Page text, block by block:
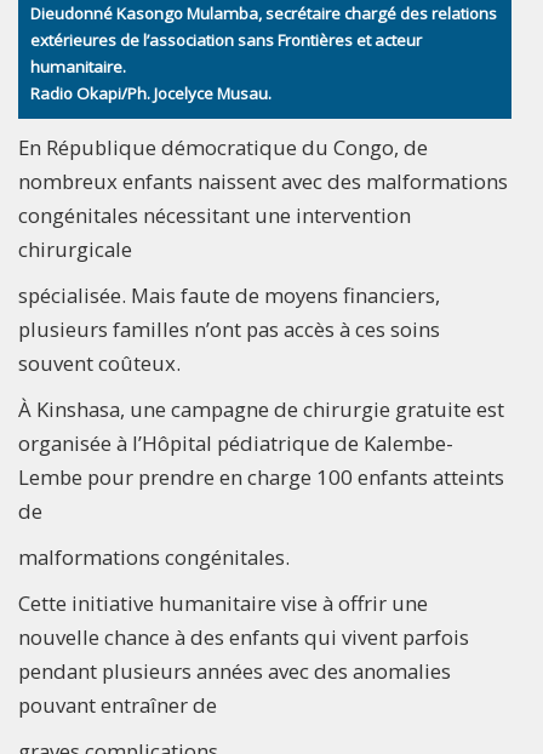
Dieudonné Kasongo Mulamba, secrétaire chargé des relations
extérieures de l’association sans Frontières et acteur
humanitaire.
Radio Okapi/Ph. Jocelyce Musau.
En République démocratique du Congo, de
nombreux enfants naissent avec des malformations
congénitales nécessitant une intervention
chirurgicale
spécialisée. Mais faute de moyens financiers,
plusieurs familles n’ont pas accès à ces soins
souvent coûteux.
À Kinshasa, une campagne de chirurgie gratuite est
organisée à l’Hôpital pédiatrique de Kalembe-
Lembe pour prendre en charge 100 enfants atteints
de
malformations congénitales.
Cette initiative humanitaire vise à offrir une
nouvelle chance à des enfants qui vivent parfois
pendant plusieurs années avec des anomalies
pouvant entraîner de